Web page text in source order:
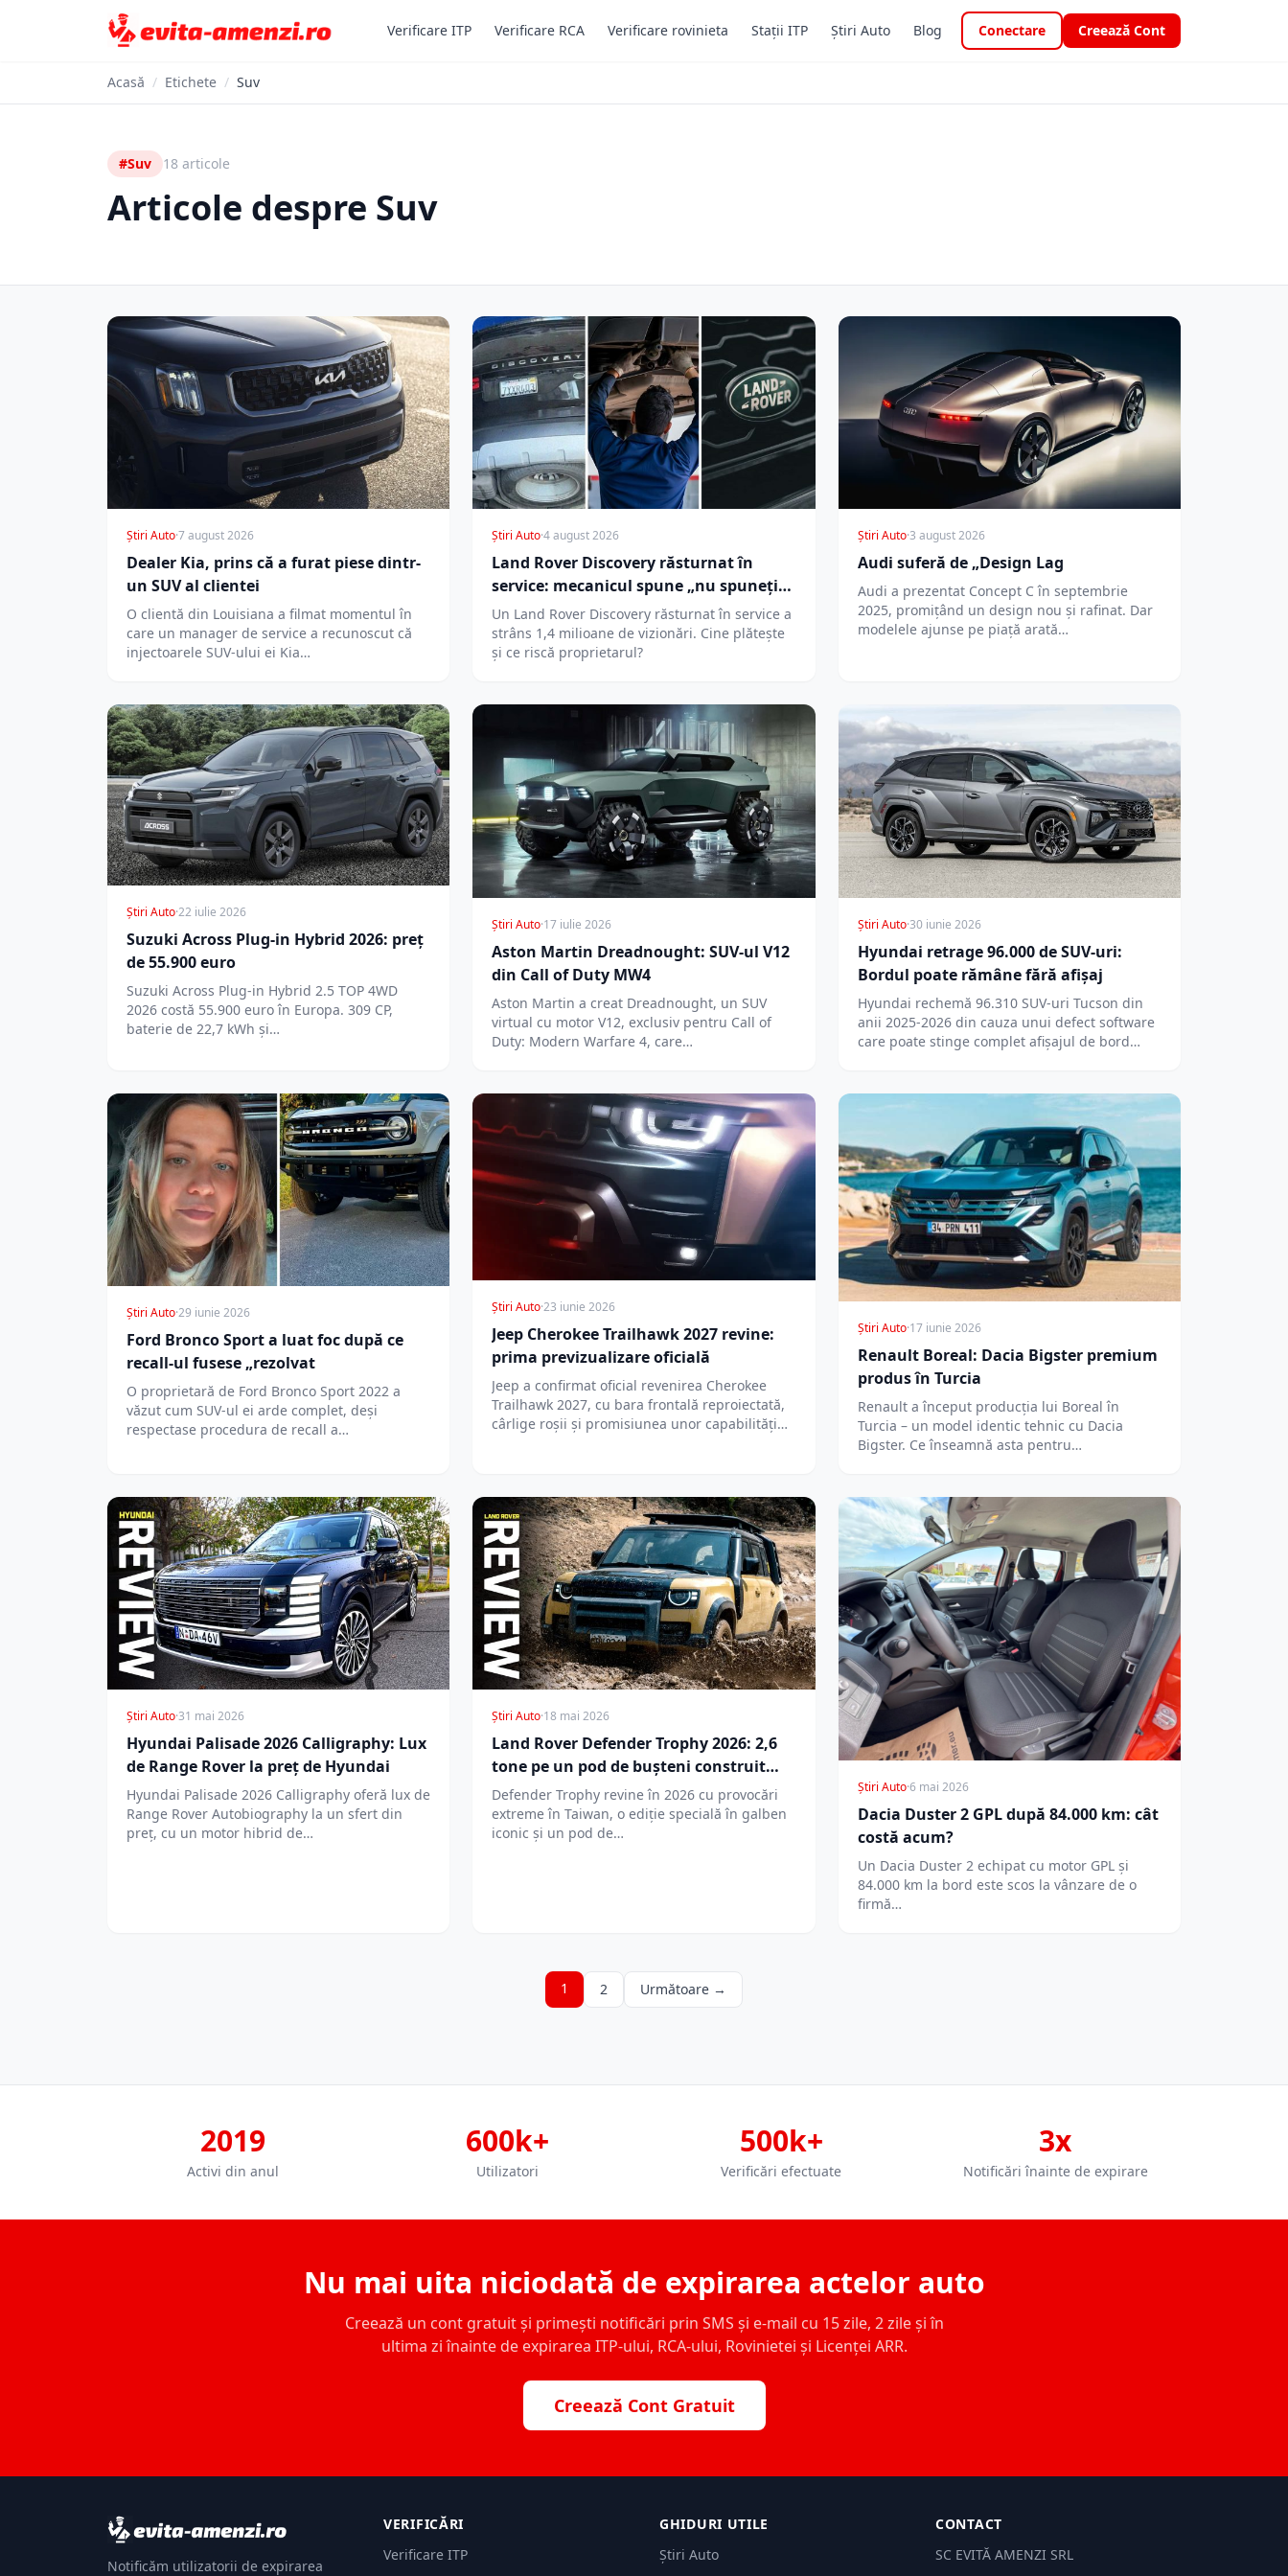
Verificare ITP Verificare RCA Verificare rovinieta Stații ITP Știri Auto Blog Conectare Creează Cont
Acasă / Etichete / Suv
#Suv 18 articole
Articole despre Suv
Știri Auto·7 august 2026
Dealer Kia, prins că a furat piese dintr-
un SUV al clientei
O clientă din Louisiana a filmat momentul în
care un manager de service a recunoscut că
injectoarele SUV-ului ei Kia…
Știri Auto·4 august 2026
Land Rover Discovery răsturnat în
service: mecanicul spune „nu spuneți
clientului”
Un Land Rover Discovery răsturnat în service a
strâns 1,4 milioane de vizionări. Cine plătește
și ce riscă proprietarul?
Știri Auto·3 august 2026
Audi suferă de „Design Lag
Audi a prezentat Concept C în septembrie
2025, promițând un design nou și rafinat. Dar
modelele ajunse pe piață arată…
Știri Auto·22 iulie 2026
Suzuki Across Plug-in Hybrid 2026: preț
de 55.900 euro
Suzuki Across Plug-in Hybrid 2.5 TOP 4WD
2026 costă 55.900 euro în Europa. 309 CP,
baterie de 22,7 kWh și…
Știri Auto·17 iulie 2026
Aston Martin Dreadnought: SUV-ul V12
din Call of Duty MW4
Aston Martin a creat Dreadnought, un SUV
virtual cu motor V12, exclusiv pentru Call of
Duty: Modern Warfare 4, care…
Știri Auto·30 iunie 2026
Hyundai retrage 96.000 de SUV-uri:
Bordul poate rămâne fără afișaj
Hyundai rechemă 96.310 SUV-uri Tucson din
anii 2025-2026 din cauza unui defect software
care poate stinge complet afișajul de bord…
Știri Auto·29 iunie 2026
Ford Bronco Sport a luat foc după ce
recall-ul fusese „rezolvat
O proprietară de Ford Bronco Sport 2022 a
văzut cum SUV-ul ei arde complet, deși
respectase procedura de recall a…
Știri Auto·23 iunie 2026
Jeep Cherokee Trailhawk 2027 revine:
prima previzualizare oficială
Jeep a confirmat oficial revenirea Cherokee
Trailhawk 2027, cu bara frontală reproiectată,
cârlige roșii și promisiunea unor capabilități
Știri Auto·17 iunie 2026
Renault Boreal: Dacia Bigster premium
produs în Turcia
Renault a început producția lui Boreal în
Turcia – un model identic tehnic cu Dacia
Bigster. Ce înseamnă asta pentru…
Știri Auto·31 mai 2026
Hyundai Palisade 2026 Calligraphy: Lux
de Range Rover la preț de Hyundai
Hyundai Palisade 2026 Calligraphy oferă lux de
Range Rover Autobiography la un sfert din
preț, cu un motor hibrid de…
Știri Auto·18 mai 2026
Land Rover Defender Trophy 2026: 2,6
tone pe un pod de bușteni construit
manual
Defender Trophy revine în 2026 cu provocări
extreme în Taiwan, o ediție specială în galben
iconic și un pod de…
Știri Auto·6 mai 2026
Dacia Duster 2 GPL după 84.000 km: cât
costă acum?
Un Dacia Duster 2 echipat cu motor GPL și
84.000 km la bord este scos la vânzare de o
firmă…
1 2 Următoare →
2019
Activi din anul
600k+
Utilizatori
500k+
Verificări efectuate
3x
Notificări înainte de expirare
Nu mai uita niciodată de expirarea actelor auto
Creează un cont gratuit și primești notificări prin SMS și e-mail cu 15 zile, 2 zile și în
ultima zi înainte de expirarea ITP-ului, RCA-ului, Rovinietei și Licenței ARR.
Creează Cont Gratuit
Notificăm utilizatorii de expirarea
VERIFICĂRI
Verificare ITP
GHIDURI UTILE
Știri Auto
CONTACT
SC EVITĂ AMENZI SRL